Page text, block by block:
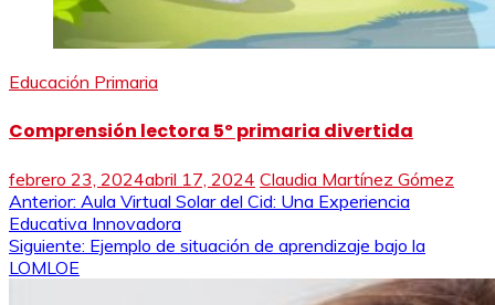
Educación Primaria
Comprensión lectora 5º primaria divertida
febrero 23, 2024abril 17, 2024 Claudia Martínez Gómez
Navegación
de
entradas
Anterior: Aula Virtual Solar del Cid: Una Experiencia
Educativa Innovadora
Siguiente: Ejemplo de situación de aprendizaje bajo la
LOMLOE